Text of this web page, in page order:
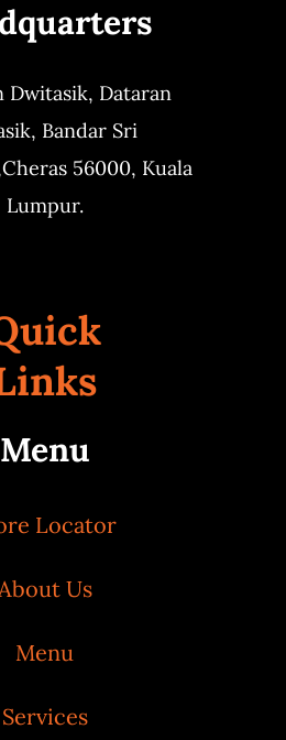
Dwitasik, Dataran
Bandar Sri
Cheras 56000, Kuala
Lumpur.
Menu
Locator
Us
Menu
Services